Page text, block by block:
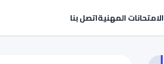
الامتحانات المهنيةاتصل بنا